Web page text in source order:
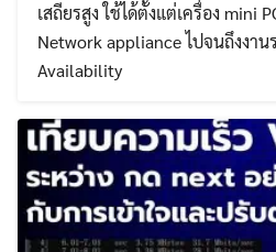
เสถียรสูง ใช้ได้ตั้งแต่เครื่อง mini
Network appliance ไปจนถึงงา
Availability